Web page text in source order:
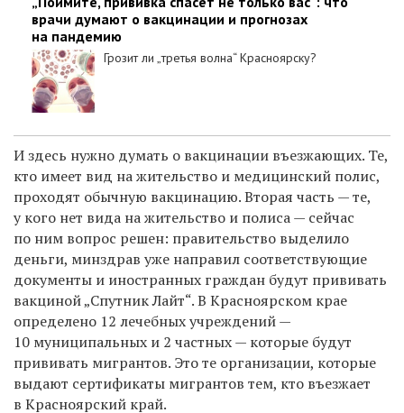
врачи думают о вакцинации и прогнозах
на пандемию
Грозит ли „третья волна“ Красноярску?
И здесь нужно думать о вакцинации въезжающих. Те,
кто имеет вид на жительство и медицинский полис,
проходят обычную вакцинацию. Вторая часть — те,
у кого нет вида на жительство и полиса — сейчас
по ним вопрос решен: правительство выделило
деньги, минздрав уже направил соответствующие
документы и иностранных граждан будут прививать
вакциной „Спутник Лайт“. В Красноярском крае
определено 12 лечебных учреждений —
10 муниципальных и 2 частных — которые будут
прививать мигрантов. Это те организации, которые
выдают сертификаты мигрантов тем, кто въезжает
в Красноярский край.